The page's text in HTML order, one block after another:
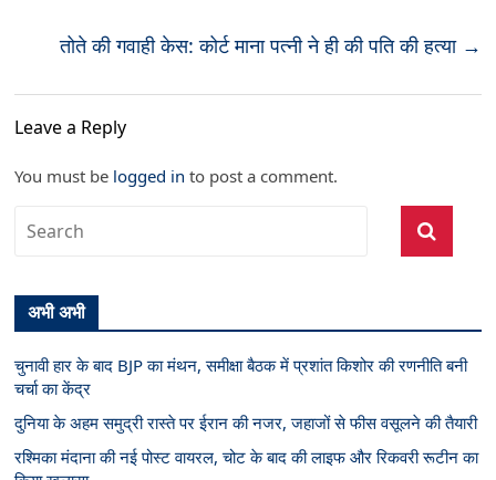
तोते की गवाही केस: कोर्ट माना पत्नी ने ही की पति की हत्या →
Leave a Reply
You must be logged in to post a comment.
अभी अभी
चुनावी हार के बाद BJP का मंथन, समीक्षा बैठक में प्रशांत किशोर की रणनीति बनी
चर्चा का केंद्र
दुनिया के अहम समुद्री रास्ते पर ईरान की नजर, जहाजों से फीस वसूलने की तैयारी
रश्मिका मंदाना की नई पोस्ट वायरल, चोट के बाद की लाइफ और रिकवरी रूटीन का